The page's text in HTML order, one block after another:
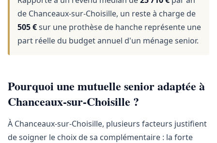
de Chanceaux-sur-Choisille, un reste à charge de
505 €sur une prothèse de hanche représente une
part réelle du budget annuel d'un ménage senior.
Pourquoi une mutuelle senior adaptée à
Chanceaux-sur-Choisille ?
À Chanceaux-sur-Choisille, plusieurs facteurs justifient
de soigner le choix de sa complémentaire : la forte